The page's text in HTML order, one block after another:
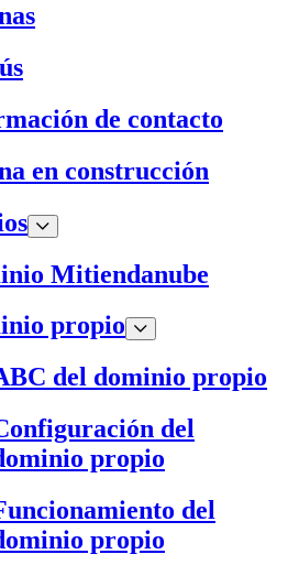
de contacto
en construcción
Mitiendanube
propio
del dominio propio
del
propio
del
propio